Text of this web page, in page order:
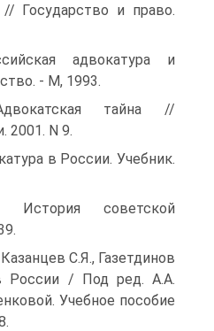
Государство и право.
адвокатура и
- М, 1993.
тайна //
2001. N 9.
в России. Учебник.
советской
С.Я., Газетдинов
России / Под ред. А.А.
Учебное пособие